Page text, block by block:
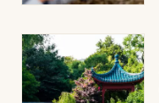
Artistes en tournée
Actus à Évreux